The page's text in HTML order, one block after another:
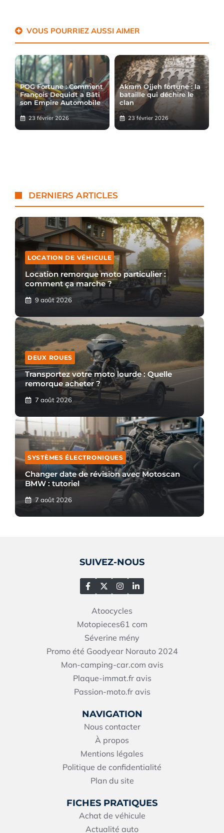
VOUS POURRIEZ AUSSI AIMER
POG Fortune : Comment
François Dequidt a Bâti
son Empire Automobile
23 février 2026
Akram Ojjeh fortune : la
bataille qui déchire le
clan
23 février 2026
DERNIERS ARTICLES
LOCATION DE VÉHICULE
Location remorque moto particulier :
comment ça marche ?
9 août 2026
DEUX ROUES
Transportez votre moto lourde : Quelle
remorque acheter ?
7 août 2026
SYSTÈMES ÉLECTRONIQUES
Changer date de révision avec Motoscan
BMW : tutoriel
7 août 2026
FICHES PRATIQUES
Achat de véhicule
Actualité auto
NAVIGATION
Nous contacter
À propos
Mentions légales
Politique de confidentialité
Plan du site
SUIVEZ-NOUS
Atoocycles
Motopieces61 com
Séverine mény
Promo été Goodyear Norauto 2024
Mon-camping-car.com avis
Plaque-immat.fr avis
Passion-moto.fr avis